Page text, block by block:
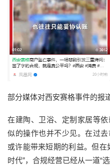
部分媒体对西安赛格事件的报
在建陶、卫浴、定制家居等
似的操作也并不少见。在过
或许能带来短期的利益。但
时代”，合规经营已经从一道“